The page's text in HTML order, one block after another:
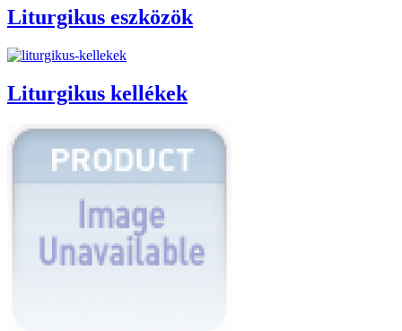
Liturgikus eszközök
Liturgikus kellékek